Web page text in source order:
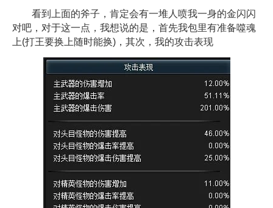
看到上面的斧子，肯定会有一堆人喷我一身的金闪闪
对吧，对于这一点，我想说的是，首先我包里有准备噬魂
上(打王要换上随时能换)，其次，我的攻击表现